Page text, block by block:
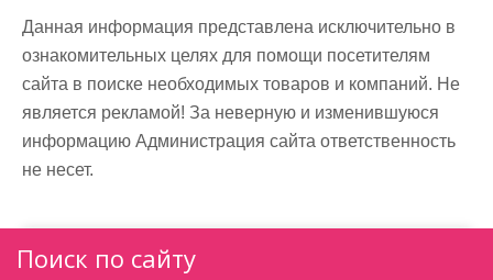
Данная информация представлена исключительно в
ознакомительных целях для помощи посетителям
сайта в поиске необходимых товаров и компаний. Не
является рекламой! За неверную и изменившуюся
информацию Администрация сайта ответственность
не несет.
Поиск по сайту